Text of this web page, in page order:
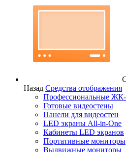
Назад Средства отображения
Профессиональные
Готовые видеостены
Панели для видеостен
LED экраны All-in-One
Кабинеты LED экранов
Портативные мониторы
Выдвижные мониторы